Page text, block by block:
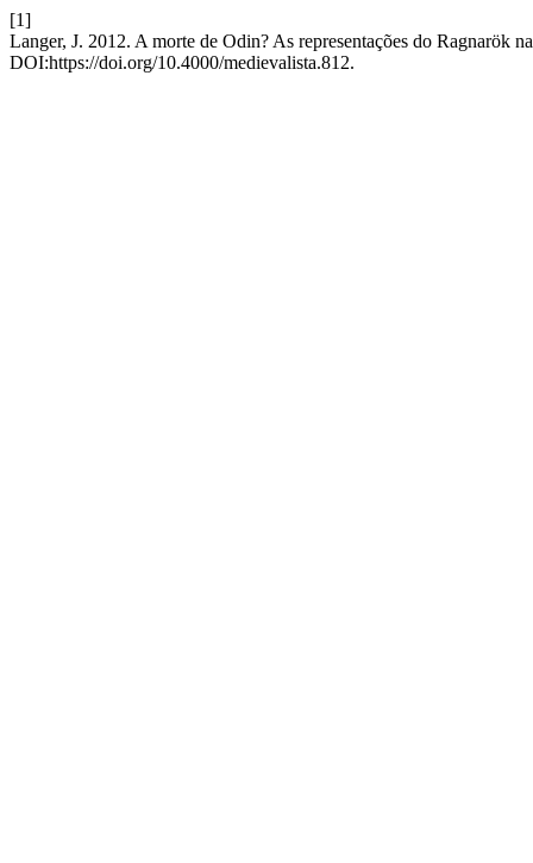
[1]
Langer, J. 2012. A morte de Odin? As representações do Ragnarök
DOI:https://doi.org/10.4000/medievalista.812.